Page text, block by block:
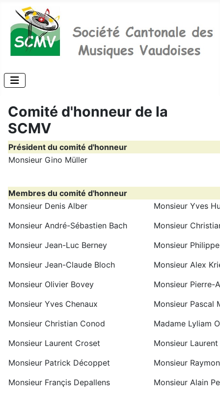
Comité d'honneur de la
SCMV
Président du comité d'honneur
Monsieur Gino Müller
Membres du comité d'honneur
Monsieur Denis Alber
Monsieur André-Sébastien Bach
Monsieur Jean-Luc Berney
Monsieur Jean-Claude Bloch
Monsieur Olivier Bovey
Monsieur Yves Chenaux
Monsieur Christian Conod
Monsieur Laurent Croset
Monsieur Patrick Décoppet
Monsieur Françis Depallens
Monsieur Yves
Monsieur
Monsieur
Monsieur Alex
Monsieur Pierre-
Monsieur Pascal
Madame Lyliam
Monsieur Laurent
Monsieur
Monsieur Alain